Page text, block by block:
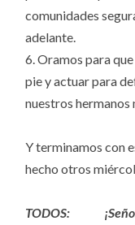
comunidades
adelante.
6. Oramos para
pie y actuar para
nuestros hermanos
Y terminamos con
hecho otros
TODOS: ¡Señor,